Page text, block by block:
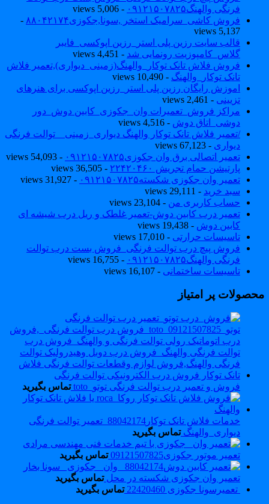
فرنگی والهنگ۰۹۱۲۱۵۰۷۸۲۵
- 5,006 views
فروش کاشی_سرامیک استخر ,سونا,جکوزی۸۸۰۴۲۱۷۴
-
5,137 views
قالب سایت رزین پلی استر_رزین اپوکسی_فایبر
گلاس_کامپوزیت رونمایی شد- 4,451 views
فروش فلاش تانک توکار_والهنگ(زمینی_دیواری),تعمیر فلاش
تانک توکار_والهنگ- 10,490 views
اموزش رایگان رزین پلی استر_رزین اپوکسی برای هنرهای
تزیینی- 2,461 views
مراکز فروش_تعمیرات وان_جکوزی_کابین دوش_دور
دوشی_اتاق دوش- 4,516 views
/تعمیر فلاش تانک توکار والهنگ دیواری_زمینی _ توالت فرنگی
دیواری - 67,123 views
تعمیر اتصالی برق وان جکوزی۰۹۱۲۱۵۰۷۸۲۵
- 54,093 views
پارتیشن حمام تجریش ۲۲۴۲۰۴۶۰
- 36,505 views
تعمیر وان جکوزی شکسته۰۹۱۲۱۵۰۷۸۲۵
- 31,927 views
سبد خرید - 29,111 views
حساب کاربری من- 23,104 views
تعمیر درب کابین دوش-تعمیر غلطک و ریل درب شیشه ای
کابین دوش- 19,438 views
تاسیسات حرارتی- 17,010 views
فروش پیچ درب توالت فرنگی_فروش بست درب توالت
فرنگی والهنگ۰۹۱۲۱۵۰۷۸۲۵
- 16,755 views
تاسیسات ساختمانی- 16,107 views
پر امتیاز
فروش و تعمیر درب توالت فرنگی توتو_toto تماس بگیرید
خدمات فلاش تانک توکار88042174_تعمیر توالت فرنگی
دیواری_والهنگ تماس بگیرید
تعمیر موتور جکوزی09121507825 تماس بگیرید
تعمیر وان جکوزی شکسته در محل تماس بگیرید
تعمیرسونا جکوزی 22420460
تماس بگیرید